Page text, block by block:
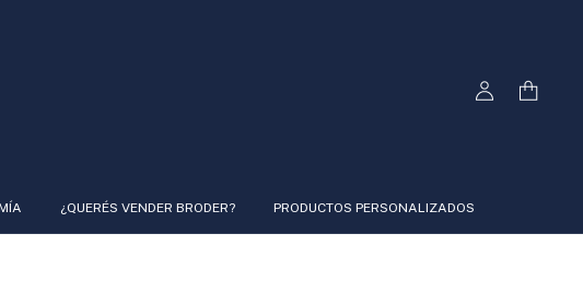
¿QUERÉS VENDER BRODER? PRODUCTOS PERSONALIZADOS